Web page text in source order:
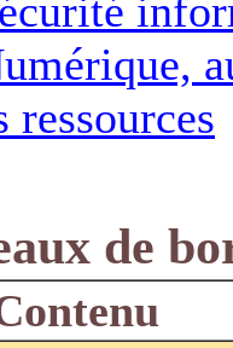
ressources
de